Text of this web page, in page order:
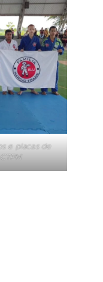
e placas de